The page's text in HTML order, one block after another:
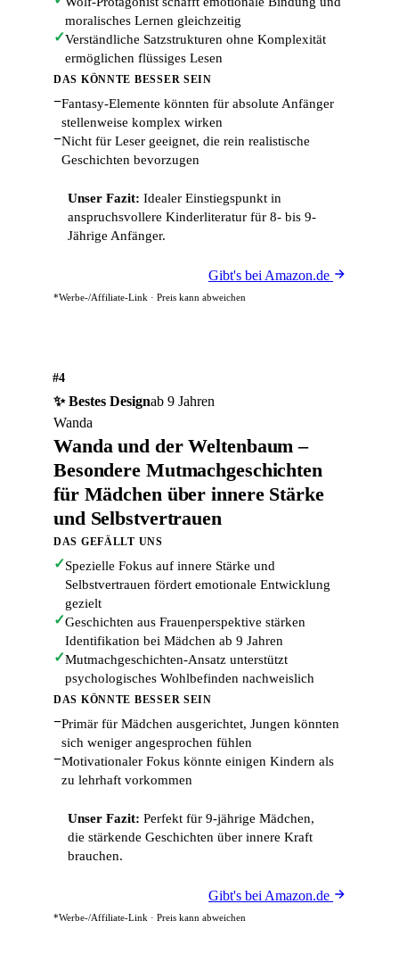
moralisches Lernen gleichzeitig
✓Verständliche Satzstrukturen ohne Komplexität
ermöglichen flüssiges Lesen
DAS KÖNNTE BESSER SEIN
−Fantasy-Elemente könnten für absolute Anfänger
stellenweise komplex wirken
−Nicht für Leser geeignet, die rein realistische
Geschichten bevorzugen
Unser Fazit: Idealer Einstiegspunkt in
anspruchsvollere Kinderliteratur für 8- bis 9-
Jährige Anfänger.
Gibt's bei Amazon.de
*Werbe-/Affiliate-Link · Preis kann abweichen
#4
✨ Bestes Designab 9 Jahren
Wanda
Wanda und der Weltenbaum –
Besondere Mutmachgeschichten
für Mädchen über innere Stärke
und Selbstvertrauen
DAS GEFÄLLT UNS
✓Spezielle Fokus auf innere Stärke und
Selbstvertrauen fördert emotionale Entwicklung
gezielt
✓Geschichten aus Frauenperspektive stärken
Identifikation bei Mädchen ab 9 Jahren
✓Mutmachgeschichten-Ansatz unterstützt
psychologisches Wohlbefinden nachweislich
DAS KÖNNTE BESSER SEIN
−Primär für Mädchen ausgerichtet, Jungen könnten
sich weniger angesprochen fühlen
−Motivationaler Fokus könnte einigen Kindern als
zu lehrhaft vorkommen
Unser Fazit: Perfekt für 9-jährige Mädchen,
die stärkende Geschichten über innere Kraft
brauchen.
Gibt's bei Amazon.de
*Werbe-/Affiliate-Link · Preis kann abweichen